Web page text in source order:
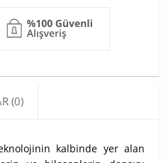
(0)
kalbinde yer alan